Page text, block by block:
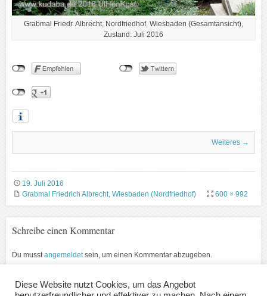
Grabmal Friedr. Albrecht, Nordfriedhof, Wiesbaden (Gesamtansicht),
Zustand: Juli 2016
Weiteres →
19. Juli 2016
Grabmal Friedrich Albrecht, Wiesbaden (Nordfriedhof)
600 × 992
Schreibe einen Kommentar
Du musst angemeldet sein, um einen Kommentar abzugeben.
Diese Website nutzt Cookies, um das Angebot